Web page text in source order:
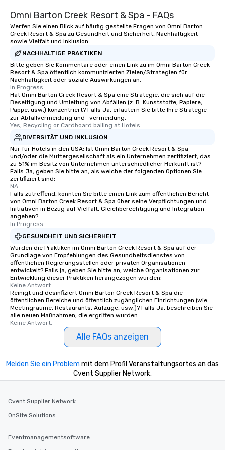
For added ease, we can even arrange
transportation pick-up and drop-off,
as well as an event photographer. And
for groups that desire an extra luxe
experience, we can also arrange for
an evening helicopter ride over the
glittering lights of The Strip. A
Memorable Experience for All Lip
Smacking Foodie Tours offers a way
to gather and dine that few have
experienced, and all are sure to
remember. Our one-of-a-kind tours
are special, from the first stop to the
last. It’s an experience that attendees
will reminisce about long after they
leave. Location, Location, Location
One of the best reasons to book is the
convenient and efficient way the
experience is designed. All
restaurants are within an easy
walking distance of each other. The
short stroll allows your group
members a chance to engage in prime
networking opportunities before
heading to the next place on your tour
itinerary. You Get a Dinner and a Show
Our tours offer an exquisite feast plus
entertainment. All tours include a
knowledgeable, professional guide
who leads the group on a walking tour,
offering engaging tidbits and
fascinating stories. Several other
along the way exclusively to our tours,
ensuring there is never a dull moment.
Different Types of Cuisine Our
several renowned restaurants in one
convenient outing, including ones you
discovered otherwise on your own or
Omni Barton Creek Resort & Spa - FAQs
Werfen Sie einen Blick auf häufig gestellte Fragen von Omni Barton
Creek Resort & Spa zu Gesundheit und Sicherheit, Nachhaltigkeit
sowie Vielfalt und Inklusion.
NACHHALTIGE PRAKTIKEN
Bitte geben Sie Kommentare oder einen Link zu im Omni Barton Creek
Resort & Spa öffentlich kommunizierten Zielen/Strategien für
Nachhaltigkeit oder soziale Auswirkungen an.
In Progress
Hat Omni Barton Creek Resort & Spa eine Strategie, die sich auf die
Beseitigung und Umleitung von Abfällen (z. B. Kunststoffe, Papiere,
Pappe, usw.) konzentriert? Falls Ja, erläutern Sie bitte Ihre Strategie
zur Abfallvermeidung und -vermeidung.
Yes, Recycling or Cardboard bailing at Hotels
DIVERSITÄT UND INKLUSION
Nur für Hotels in den USA: Ist Omni Barton Creek Resort & Spa
und/oder die Muttergesellschaft als ein Unternehmen zertifiziert, das
zu 51% im Besitz von Unternehmen unterschiedlicher Herkunft ist?
Falls Ja, geben Sie bitte an, als welche der folgenden Optionen Sie
zertifiziert sind:
NA
Falls zutreffend, könnten Sie bitte einen Link zum öffentlichen Bericht
von Omni Barton Creek Resort & Spa über seine Verpflichtungen und
Initiativen in Bezug auf Vielfalt, Gleichberechtigung und Integration
angeben?
In Progress
GESUNDHEIT UND SICHERHEIT
Wurden die Praktiken im Omni Barton Creek Resort & Spa auf der
Grundlage von Empfehlungen des Gesundheitsdienstes von
öffentlichen Regierungsstellen oder privaten Organisationen
entwickelt? Falls ja, geben Sie bitte an, welche Organisationen zur
Entwicklung dieser Praktiken herangezogen wurden:
Keine Antwort.
Reinigt und desinfiziert Omni Barton Creek Resort & Spa die
öffentlichen Bereiche und öffentlich zugänglichen Einrichtungen (wie:
Meetingräume, Restaurants, Aufzüge, usw.)? Falls Ja, beschreiben Sie
alle neuen Maßnahmen, die ergriffen wurden.
Keine Antwort.
Alle FAQs anzeigen
Melden Sie ein Problem mit dem Profil Veranstaltungsortes an das
Cvent Supplier Network.
Cvent Supplier Network
OnSite Solutions
Eventmanagementsoftware